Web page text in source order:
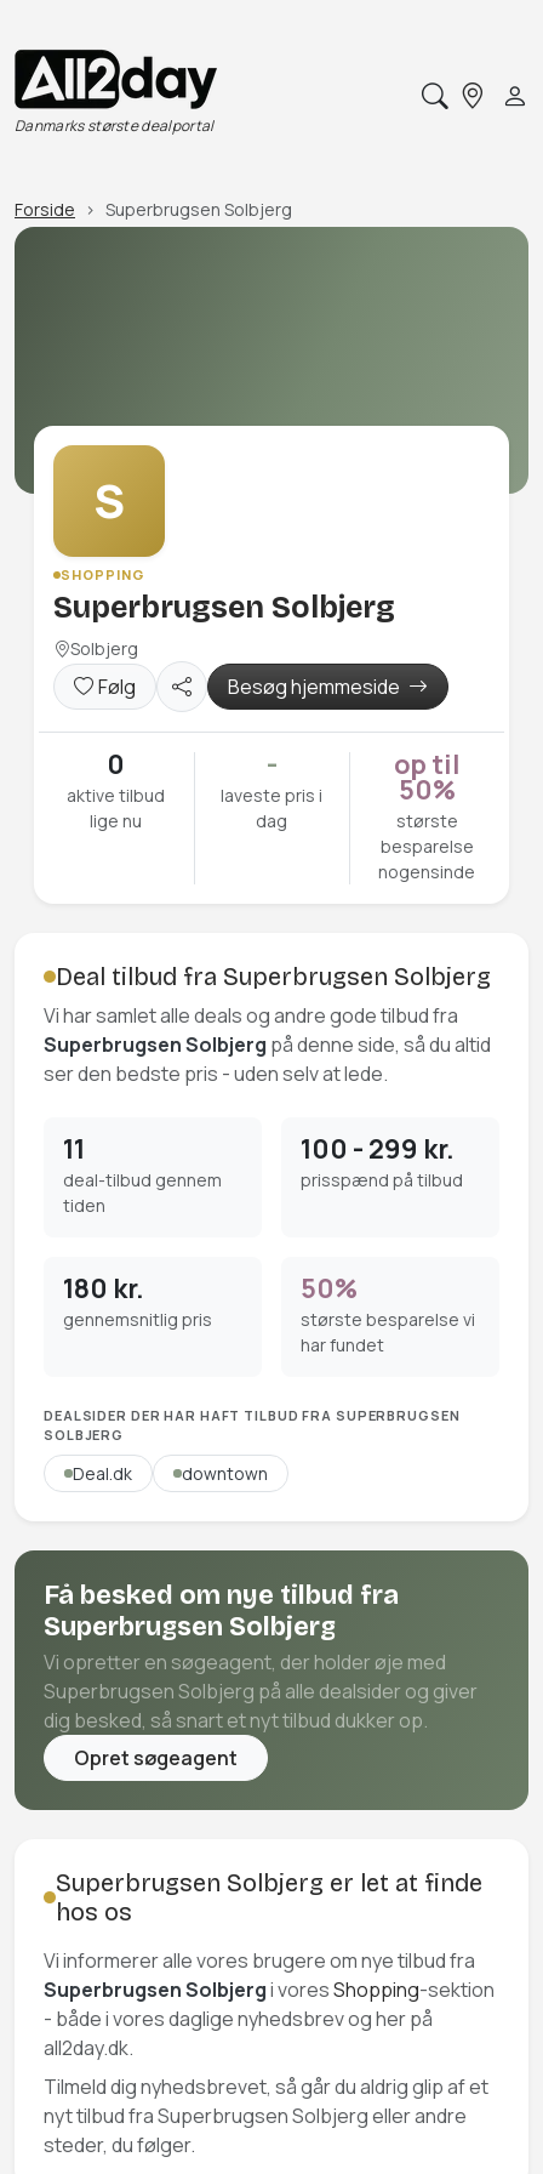
Danmarks største dealportal
Forside Superbrugsen Solbjerg
S
SHOPPING
Superbrugsen Solbjerg
Solbjerg
Følg Besøg hjemmeside
0
aktive tilbud
lige nu
-
laveste pris i
dag
op til
50%
største
besparelse
nogensinde
Deal tilbud fra Superbrugsen Solbjerg
Vi har samlet alle deals og andre gode tilbud fra
Superbrugsen Solbjerg på denne side, så du altid
ser den bedste pris - uden selv at lede.
11
deal-tilbud gennem
tiden
100 - 299 kr.
prisspænd på tilbud
180 kr.
gennemsnitlig pris
50%
største besparelse vi
har fundet
DEALSIDER DER HAR HAFT TILBUD FRA SUPERBRUGSEN
SOLBJERG
Deal.dk downtown
Få besked om nye tilbud fra
Superbrugsen Solbjerg
Vi opretter en søgeagent, der holder øje med
Superbrugsen Solbjerg på alle dealsider og giver
dig besked, så snart et nyt tilbud dukker op.
Opret søgeagent
Superbrugsen Solbjerg er let at finde
hos os
Vi informerer alle vores brugere om nye tilbud fra
Superbrugsen Solbjergi voresShopping-sektion
- både i vores daglige nyhedsbrev og her på
all2day.dk.
Tilmeld dig nyhedsbrevet, så går du aldrig glip af et
nyt tilbud fra Superbrugsen Solbjerg eller andre
steder, du følger.